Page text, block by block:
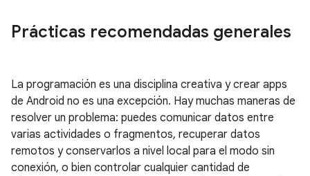
Prácticas recomendadas generales
La programación es una disciplina creativa y crear apps
de Android no es una excepción. Hay muchas maneras de
resolver un problema: puedes comunicar datos entre
varias actividades o fragmentos, recuperar datos
remotos y conservarlos a nivel local para el modo sin
conexión, o bien controlar cualquier cantidad de